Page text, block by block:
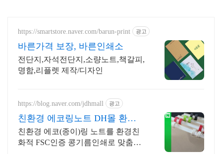
https://smartstore.naver.com/barun-print 광고
바른가격 보장, 바른인쇄소
전단지,자석전단지,소량노트,책갈피,
명함,리플렛 제작/디자인
https://blog.naver.com/jdhmall 광고
친환경 에코링노트 DH몰 환경
을 생각하는 콩기름인쇄
친환경 에코(종이)링 노트를 환경친
화적 FSC인증 콩기름인쇄로 맞춤제